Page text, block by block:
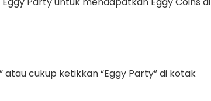
atau cukup ketikkan “Eggy Party” di kotak